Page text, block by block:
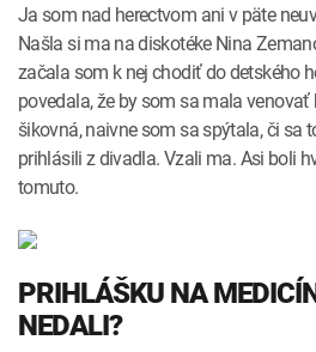
Ja som nad herectvom ani v päte
Našla si ma na diskotéke Nina
začala som k nej chodiť do detského
povedala, že by som sa mala
šikovná, naivne som sa spýtala, či sa
prihlásili z divadla. Vzali ma. Asi boli
tomuto.
PRIHLÁŠKU NA
NEDALI?